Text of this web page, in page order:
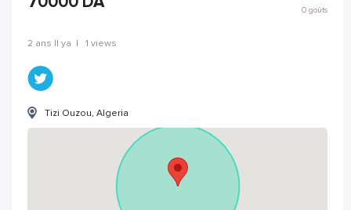
0goûts
2 ans Il ya | 1 views
Tizi Ouzou, Algeria